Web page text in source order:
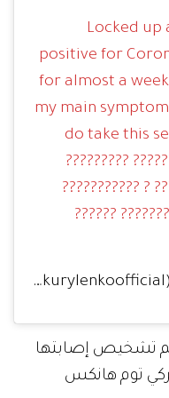
Locked up
positive for
for almost a
my main
do take this
?????????
??????????? ?
??????
تشخيص إصابتها
توم هانكس